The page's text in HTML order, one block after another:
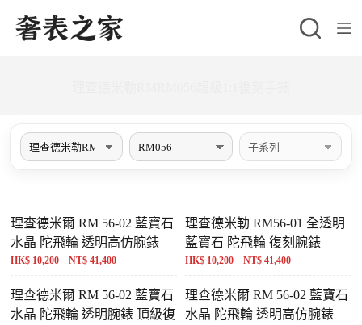
跳
至
理查德米爾 RM 56-02 藍寶石
水晶 陀飛輪 透明高仿腕錶
HK$ 10,200 NT$ 41,400
理查德米勒 RM56-01 全透明
藍寶石 陀飛輪 復刻腕錶
HK$ 10,200 NT$ 41,400
理查德米爾 RM 56-02 藍寶石
水晶 陀飛輪 透明腕錶 頂級復
理查德米爾 RM 56-02 藍寶石
水晶 陀飛輪 透明高仿腕錶